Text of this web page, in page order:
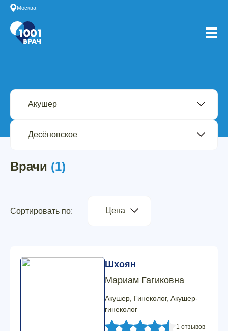
Москва
Врачи (1)
Сортировать по: Цена
Шхоян
Мариам Гагиковна
Акушер, Гинеколог, Акушер-
гинеколог
1 отзывов